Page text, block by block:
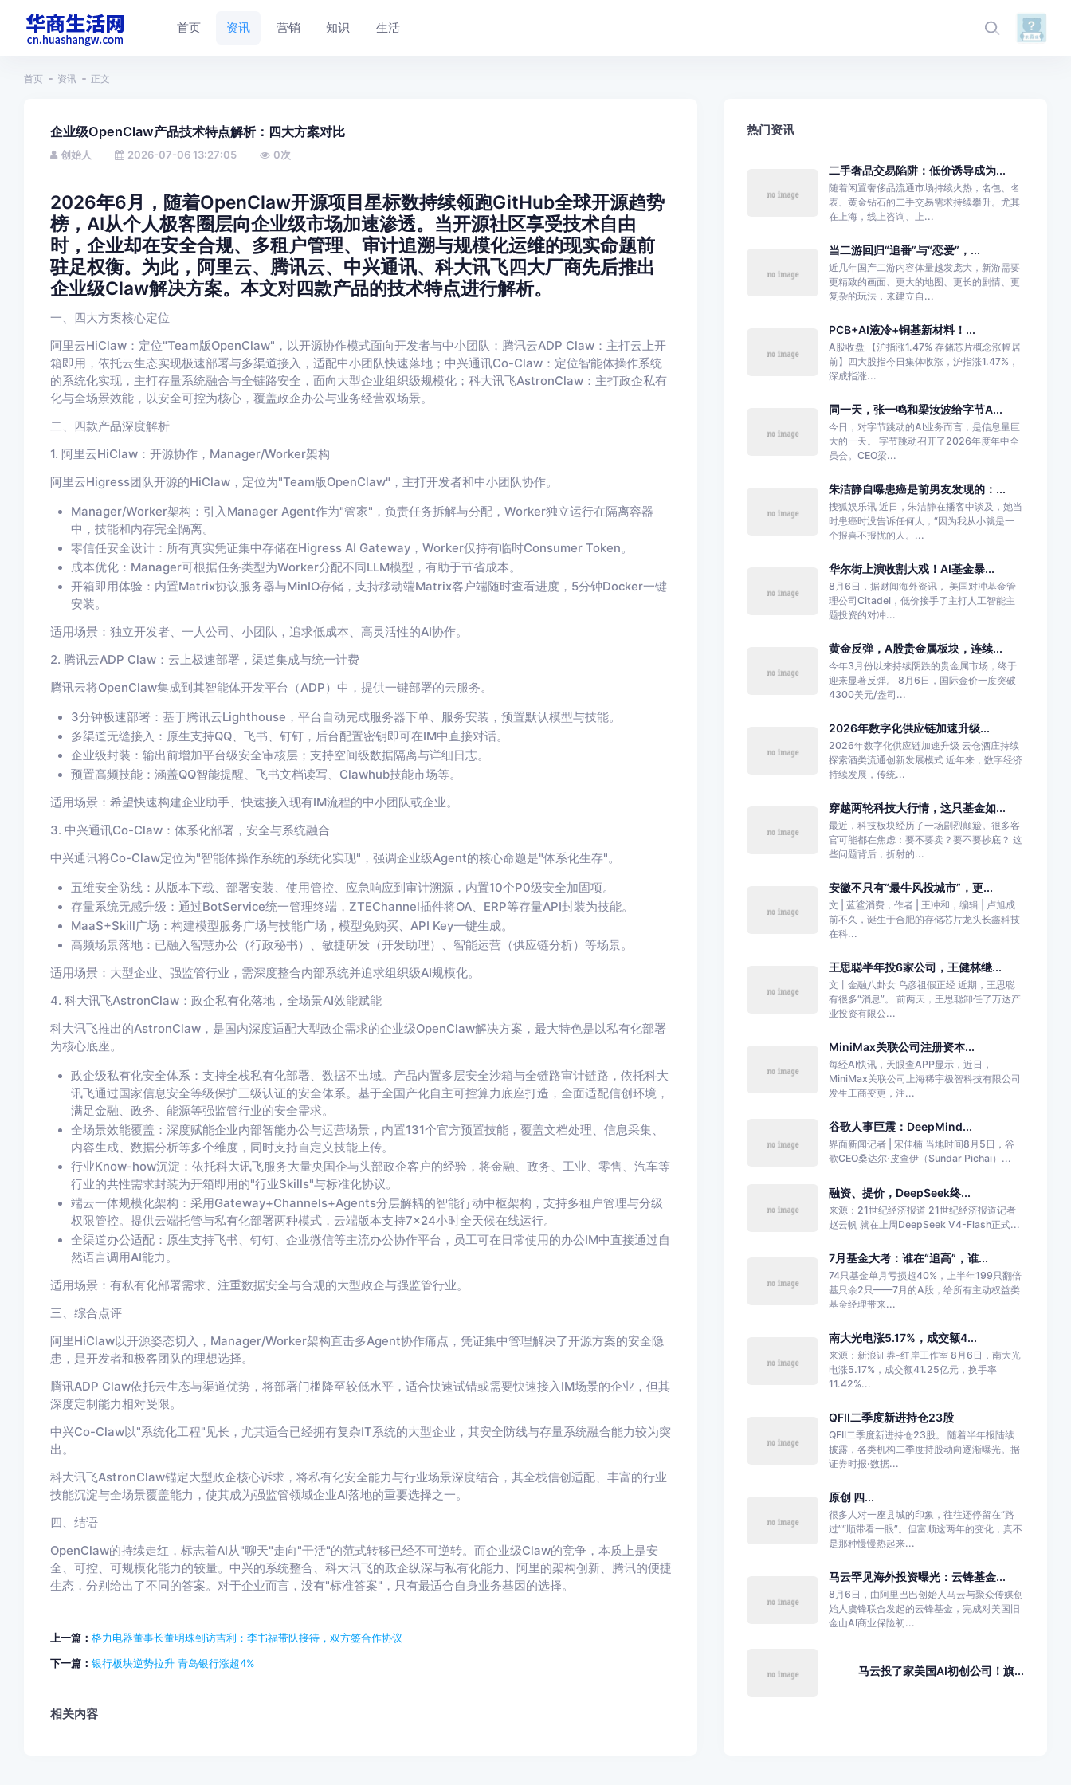
首页 资讯 营销 知识 生活
首页 资讯 正文
企业级OpenClaw产品技术特点解析：四大方案对比
创始人 2026-07-06 13:27:05 0次
2026年6月，随着OpenClaw开源项目星标数持续领跑GitHub全球开源趋势
榜，AI从个人极客圈层向企业级市场加速渗透。当开源社区享受技术自由
时，企业却在安全合规、多租户管理、审计追溯与规模化运维的现实命题前
驻足权衡。为此，阿里云、腾讯云、中兴通讯、科大讯飞四大厂商先后推出
企业级Claw解决方案。本文对四款产品的技术特点进行解析。
一、四大方案核心定位
阿里云HiClaw：定位"Team版OpenClaw"，以开源协作模式面向开发者与中小团队；腾讯云ADP Claw：主打云上开
箱即用，依托云生态实现极速部署与多渠道接入，适配中小团队快速落地；中兴通讯Co-Claw：定位智能体操作系统
的系统化实现，主打存量系统融合与全链路安全，面向大型企业组织级规模化；科大讯飞AstronClaw：主打政企私有
化与全场景效能，以安全可控为核心，覆盖政企办公与业务经营双场景。
二、四款产品深度解析
1. 阿里云HiClaw：开源协作，Manager/Worker架构
阿里云Higress团队开源的HiClaw，定位为"Team版OpenClaw"，主打开发者和中小团队协作。
Manager/Worker架构：引入Manager Agent作为"管家"，负责任务拆解与分配，Worker独立运行在隔离容器
中，技能和内存完全隔离。
零信任安全设计：所有真实凭证集中存储在Higress AI Gateway，Worker仅持有临时Consumer Token。
成本优化：Manager可根据任务类型为Worker分配不同LLM模型，有助于节省成本。
开箱即用体验：内置Matrix协议服务器与MinIO存储，支持移动端Matrix客户端随时查看进度，5分钟Docker一键
安装。
适用场景：独立开发者、一人公司、小团队，追求低成本、高灵活性的AI协作。
2. 腾讯云ADP Claw：云上极速部署，渠道集成与统一计费
腾讯云将OpenClaw集成到其智能体开发平台（ADP）中，提供一键部署的云服务。
3分钟极速部署：基于腾讯云Lighthouse，平台自动完成服务器下单、服务安装，预置默认模型与技能。
多渠道无缝接入：原生支持QQ、飞书、钉钉，后台配置密钥即可在IM中直接对话。
企业级封装：输出前增加平台级安全审核层；支持空间级数据隔离与详细日志。
预置高频技能：涵盖QQ智能提醒、飞书文档读写、Clawhub技能市场等。
适用场景：希望快速构建企业助手、快速接入现有IM流程的中小团队或企业。
3. 中兴通讯Co-Claw：体系化部署，安全与系统融合
中兴通讯将Co-Claw定位为"智能体操作系统的系统化实现"，强调企业级Agent的核心命题是"体系化生存"。
五维安全防线：从版本下载、部署安装、使用管控、应急响应到审计溯源，内置10个P0级安全加固项。
存量系统无感升级：通过BotService统一管理终端，ZTEChannel插件将OA、ERP等存量API封装为技能。
MaaS+Skill广场：构建模型服务广场与技能广场，模型免购买、API Key一键生成。
高频场景落地：已融入智慧办公（行政秘书）、敏捷研发（开发助理）、智能运营（供应链分析）等场景。
适用场景：大型企业、强监管行业，需深度整合内部系统并追求组织级AI规模化。
4. 科大讯飞AstronClaw：政企私有化落地，全场景AI效能赋能
科大讯飞推出的AstronClaw，是国内深度适配大型政企需求的企业级OpenClaw解决方案，最大特色是以私有化部署
为核心底座。
政企级私有化安全体系：支持全栈私有化部署、数据不出域。产品内置多层安全沙箱与全链路审计链路，依托科大
讯飞通过国家信息安全等级保护三级认证的安全体系。基于全国产化自主可控算力底座打造，全面适配信创环境，
满足金融、政务、能源等强监管行业的安全需求。
全场景效能覆盖：深度赋能企业内部智能办公与运营场景，内置131个官方预置技能，覆盖文档处理、信息采集、
内容生成、数据分析等多个维度，同时支持自定义技能上传。
行业Know-how沉淀：依托科大讯飞服务大量央国企与头部政企客户的经验，将金融、政务、工业、零售、汽车等
行业的共性需求封装为开箱即用的"行业Skills"与标准化协议。
端云一体规模化架构：采用Gateway+Channels+Agents分层解耦的智能行动中枢架构，支持多租户管理与分级
权限管控。提供云端托管与私有化部署两种模式，云端版本支持7×24小时全天候在线运行。
全渠道办公适配：原生支持飞书、钉钉、企业微信等主流办公协作平台，员工可在日常使用的办公IM中直接通过自
然语言调用AI能力。
适用场景：有私有化部署需求、注重数据安全与合规的大型政企与强监管行业。
三、综合点评
阿里HiClaw以开源姿态切入，Manager/Worker架构直击多Agent协作痛点，凭证集中管理解决了开源方案的安全隐
患，是开发者和极客团队的理想选择。
腾讯ADP Claw依托云生态与渠道优势，将部署门槛降至较低水平，适合快速试错或需要快速接入IM场景的企业，但其
深度定制能力相对受限。
中兴Co-Claw以"系统化工程"见长，尤其适合已经拥有复杂IT系统的大型企业，其安全防线与存量系统融合能力较为突
出。
科大讯飞AstronClaw锚定大型政企核心诉求，将私有化安全能力与行业场景深度结合，其全栈信创适配、丰富的行业
技能沉淀与全场景覆盖能力，使其成为强监管领域企业AI落地的重要选择之一。
四、结语
OpenClaw的持续走红，标志着AI从"聊天"走向"干活"的范式转移已经不可逆转。而企业级Claw的竞争，本质上是安
全、可控、可规模化能力的较量。中兴的系统整合、科大讯飞的政企纵深与私有化能力、阿里的架构创新、腾讯的便捷
生态，分别给出了不同的答案。对于企业而言，没有"标准答案"，只有最适合自身业务基因的选择。
上一篇： 格力电器董事长董明珠到访吉利：李书福带队接待，双方签合作协议
下一篇： 银行板块逆势拉升 青岛银行涨超4%
相关内容
热门资讯
二手奢品交易陷阱：低价诱导成为...
随着闲置奢侈品流通市场持续火热，名包、名
表、黄金钻石的二手交易需求持续攀升。尤其
在上海，线上咨询、上...
当二游回归“追番”与“恋爱”，...
近几年国产二游内容体量越发庞大，新游需要
更精致的画面、更大的地图、更长的剧情、更
复杂的玩法，来建立自...
PCB+AI液冷+铜基新材料！...
A股收盘 【沪指涨1.47% 存储芯片概念涨幅居
前】四大股指今日集体收涨，沪指涨1.47%，
深成指涨...
同一天，张一鸣和梁汝波给字节A...
今日，对字节跳动的AI业务而言，是信息量巨
大的一天。 字节跳动召开了2026年度年中全
员会。CEO梁...
朱洁静自曝患癌是前男友发现的：...
搜狐娱乐讯 近日，朱洁静在播客中谈及，她当
时患癌时没告诉任何人，“因为我从小就是一
个报喜不报忧的人。...
华尔街上演收割大戏！AI基金暴...
8月6日，据财闻海外资讯， 美国对冲基金管
理公司Citadel，低价接手了主打人工智能主
题投资的对冲...
黄金反弹，A股贵金属板块，连续...
今年3月份以来持续阴跌的贵金属市场，终于
迎来显著反弹。 8月6日，国际金价一度突破
4300美元/盎司...
2026年数字化供应链加速升级...
2026年数字化供应链加速升级 云仓酒庄持续
探索酒类流通创新发展模式 近年来，数字经济
持续发展，传统...
穿越两轮科技大行情，这只基金如...
最近，科技板块经历了一场剧烈颠簸。很多客
官可能都在焦虑：要不要卖？要不要抄底？ 这
些问题背后，折射的...
安徽不只有“最牛风投城市”，更...
文 | 蓝鲨消费，作者 | 王冲和，编辑 | 卢旭成
前不久，诞生于合肥的存储芯片龙头长鑫科技
在科...
王思聪半年投6家公司，王健林继...
文丨金融八卦女 乌彦祖假正经 近期，王思聪
有很多“消息”。 前两天，王思聪卸任了万达产
业投资有限公...
MiniMax关联公司注册资本...
每经AI快讯，天眼查APP显示，近日，
MiniMax关联公司上海稀宇极智科技有限公司
发生工商变更，注...
谷歌人事巨震：DeepMind...
界面新闻记者 | 宋佳楠 当地时间8月5日，谷
歌CEO桑达尔·皮查伊（Sundar Pichai）...
融资、提价，DeepSeek终...
来源：21世纪经济报道 21世纪经济报道记者
赵云帆 就在上周DeepSeek V4-Flash正式...
7月基金大考：谁在“追高”，谁...
74只基金单月亏损超40%，上半年199只翻倍
基只余2只——7月的A股，给所有主动权益类
基金经理带来...
南大光电涨5.17%，成交额4...
来源：新浪证券-红岸工作室 8月6日，南大光
电涨5.17%，成交额41.25亿元，换手率
11.42%...
QFII二季度新进持仓23股
QFII二季度新进持仓23股。 随着半年报陆续
披露，各类机构二季度持股动向逐渐曝光。据
证券时报·数据...
原创 四...
很多人对一座县城的印象，往往还停留在“路
过”“顺带看一眼”。但富顺这两年的变化，真不
是那种慢慢热起来...
马云罕见海外投资曝光：云锋基金...
8月6日，由阿里巴巴创始人马云与聚众传媒创
始人虞锋联合发起的云锋基金，完成对美国旧
金山AI商业保险初...
马云投了家美国AI初创公司！旗...